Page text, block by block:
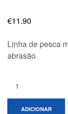
€11.90
Linha de pesca
abrasão
ADICIONAR